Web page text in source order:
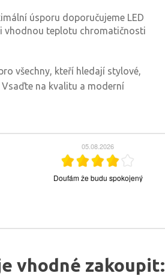
úsporu doporučujeme LED
vhodnou teplotu chromatičnosti
všechny, kteří hledají stylové,
na kvalitu a moderní
vhodné zakoupit: